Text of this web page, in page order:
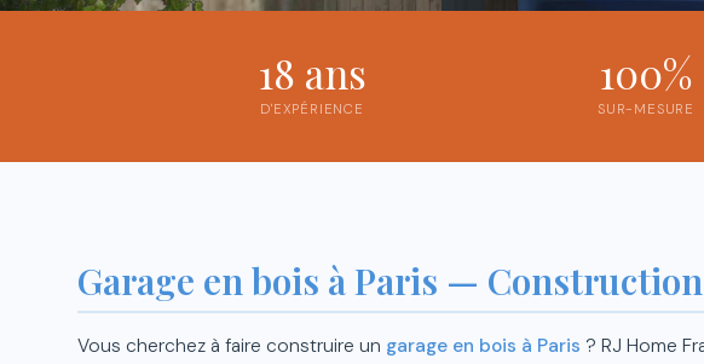
18 ans
D'EXPÉRIENCE
100%
SUR-MESURE
Garage en bois à Paris —
Vous cherchez à faire construire un garage en bois à Paris ? RJ Home